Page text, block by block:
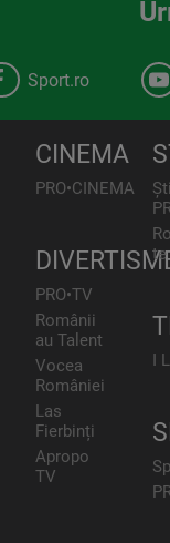
Sport.ro
CINEMA
PRO•CINEMA
PRO•TV
Românii
au Talent
Vocea
României
Las
Fierbinți
Apropo
TV
te
I